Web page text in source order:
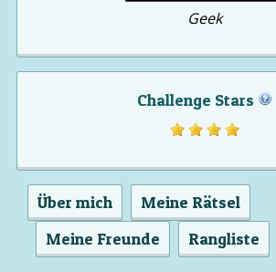
Geek
Challenge Stars
Über mich
Meine Rätsel
Meine Freunde
Rangliste